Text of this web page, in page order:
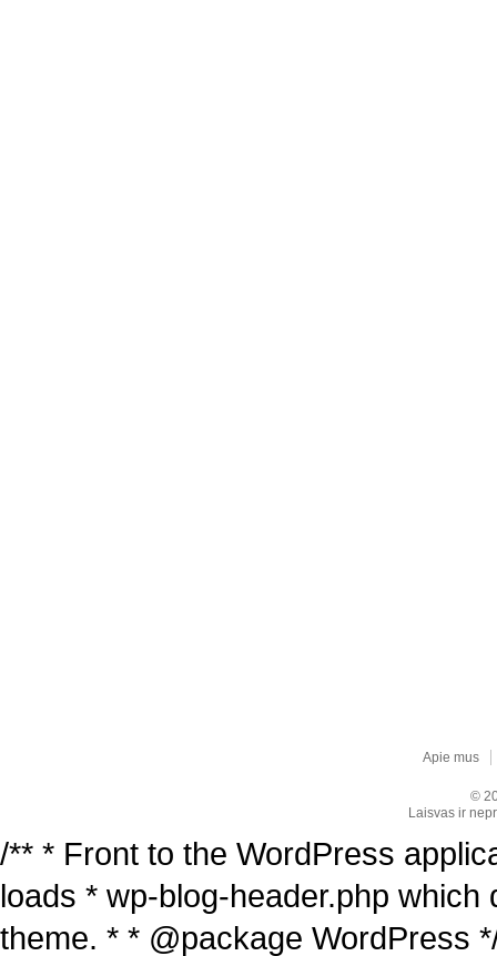
Apie mus
©
Laisvas ir
/** * Front to the WordPress
loads * wp-blog-header.php
theme. * * @package WordPress